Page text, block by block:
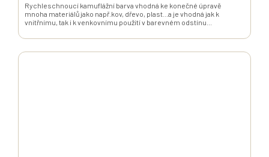
Rychleschnoucí kamuflážní barva vhodná ke konečné úpravě
mnoha materiálů jako např.kov, dřevo, plast...a je vhodná jak k
vnitřnímu, tak i k venkovnímu použití v barevném odstínu...